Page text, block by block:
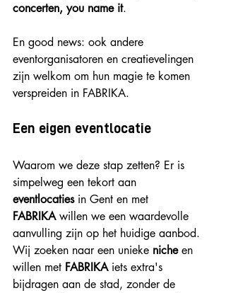
concerten, you name it.
En good news: ook andere
eventorganisatoren en creatievelingen
zijn welkom om hun magie te komen
verspreiden in FABRIKA.
Een eigen eventlocatie
Waarom we deze stap zetten? Er is
simpelweg een tekort aan
eventlocaties in Gent en met
FABRIKA willen we een waardevolle
aanvulling zijn op het huidige aanbod.
Wij zoeken naar een unieke niche en
willen met FABRIKA iets extra's
bijdragen aan de stad, zonder de